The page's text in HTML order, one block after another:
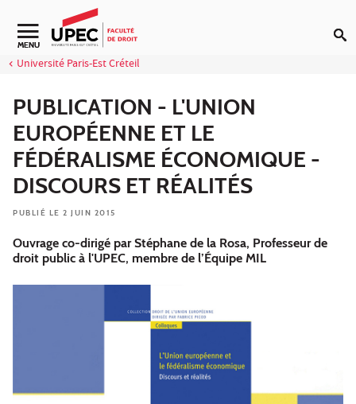
Aller au contenu
Navigation secondaire
MENU
Université Paris-Est Créteil
PUBLICATION - L'UNION
EUROPÉENNE ET LE
FÉDÉRALISME ÉCONOMIQUE -
DISCOURS ET RÉALITÉS
PUBLIÉ LE 2 JUIN 2015
Ouvrage co-dirigé par Stéphane de la Rosa, Professeur de
droit public à l'UPEC, membre de l’Équipe MIL